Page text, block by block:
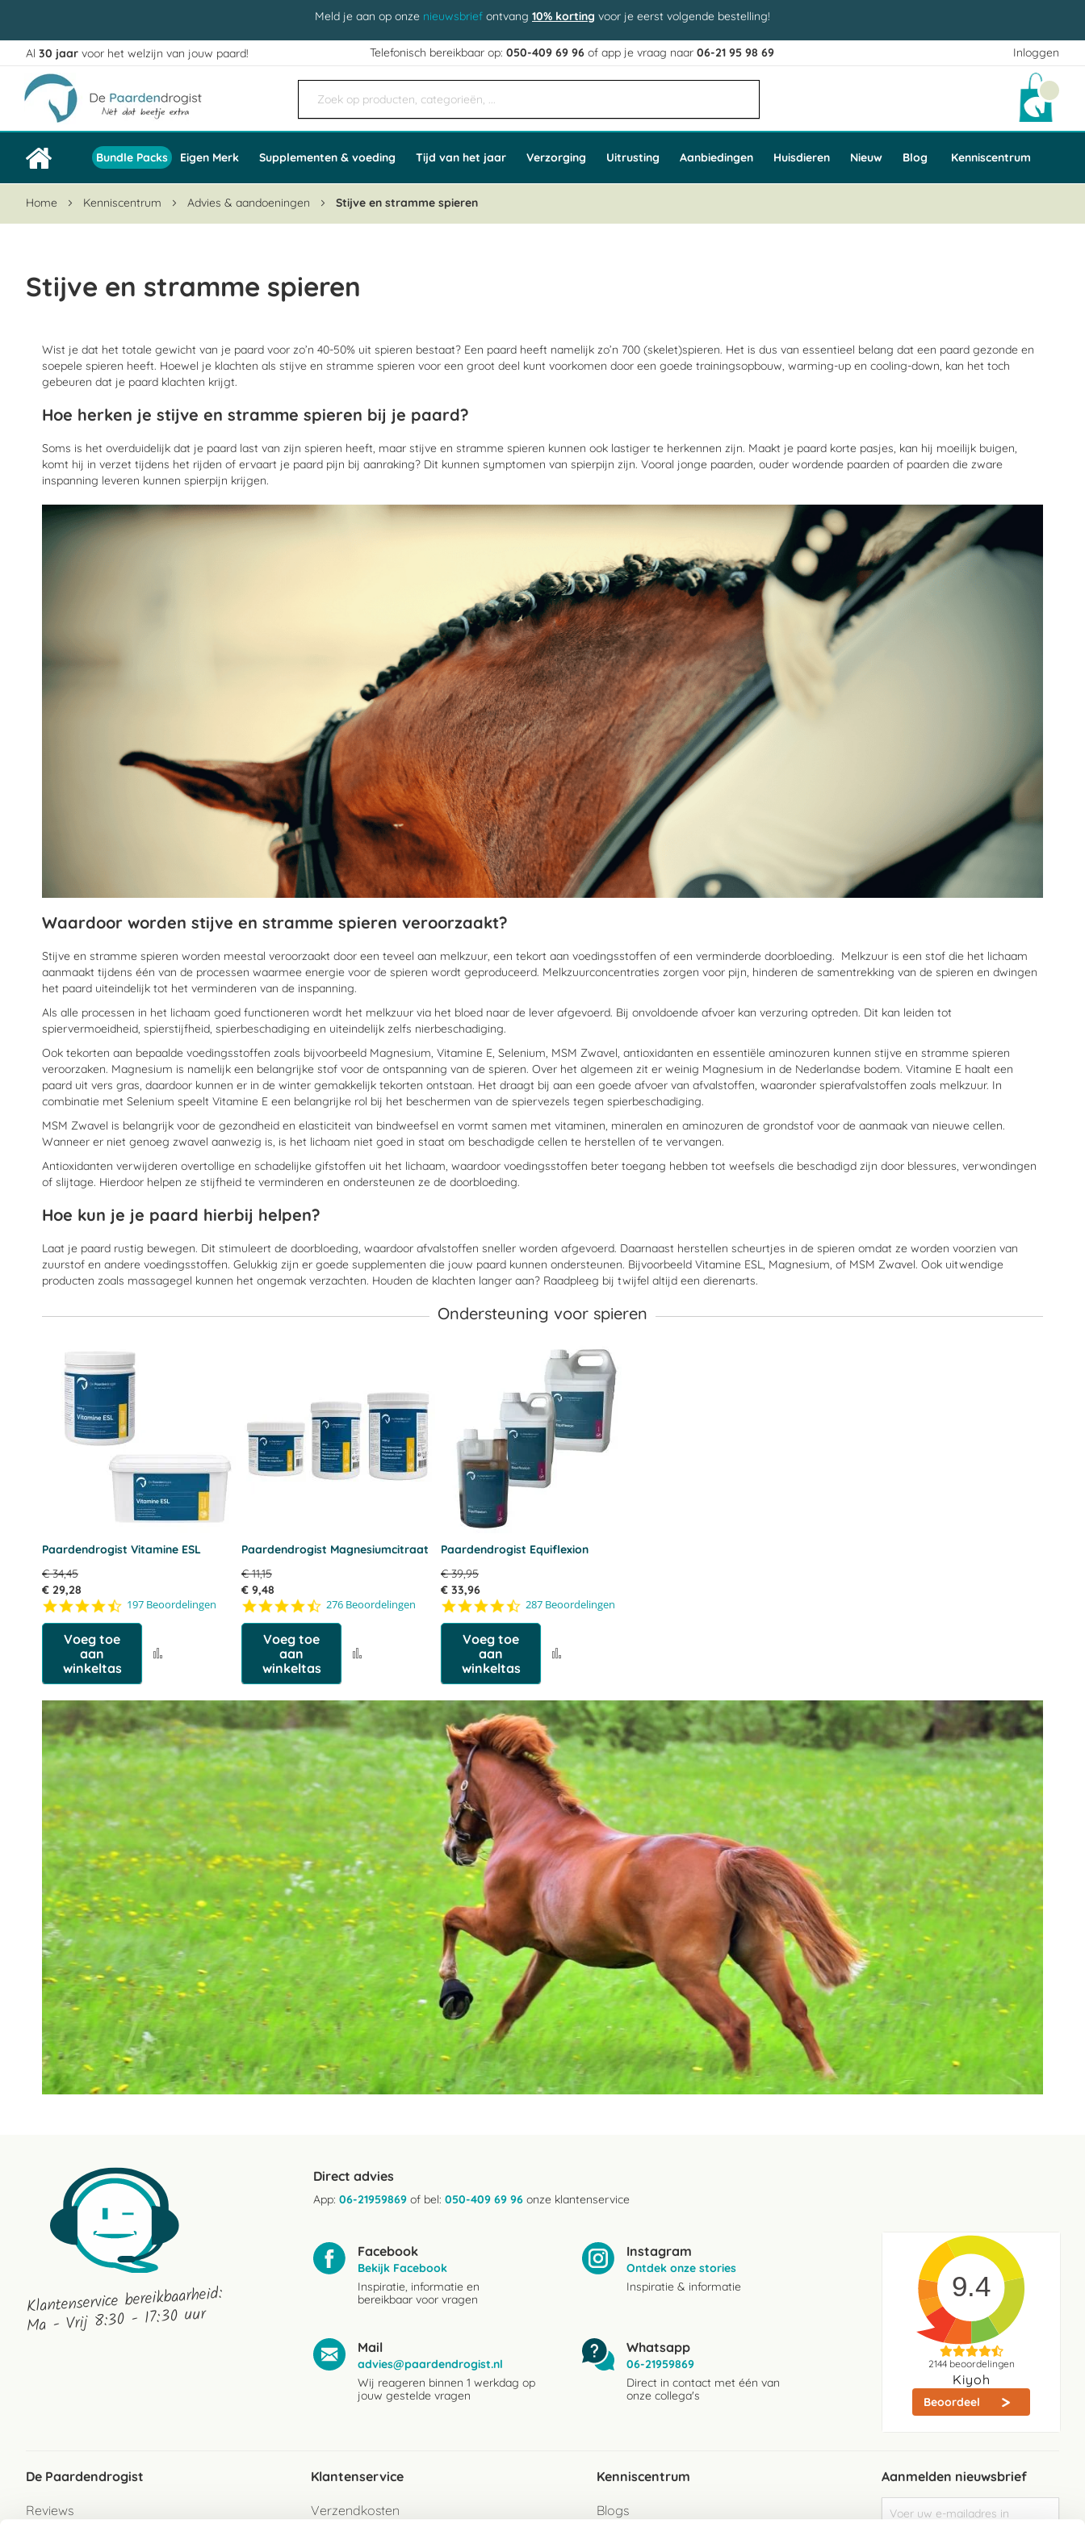
Meld je aan op onze nieuwsbrief ontvang 10% korting voor je eerst volgende bestelling!
Inloggen
Ga
naar
de
inhoud
Al 30 jaar voor het welzijn van jouw paard! Telefonisch bereikbaar op:050-409 69 96 of app je vraag naar06-21 95 98 69
Bundle Packs Eigen Merk Supplementen & voeding Tijd van het jaar Verzorging Uitrusting Aanbiedingen Huisdieren Nieuw Blog Kenniscentrum
Home Kenniscentrum Advies & aandoeningen Stijve en stramme spieren
Stijve en stramme spieren
Wist je dat het totale gewicht van je paard voor zo’n 40-50% uit spieren bestaat? Een paard heeft namelijk zo’n 700 (skelet)spieren. Het is dus van essentieel belang dat een paard gezonde en
soepele spieren heeft. Hoewel je klachten als stijve en stramme spieren voor een groot deel kunt voorkomen door een goede trainingsopbouw, warming-up en cooling-down, kan het toch
gebeuren dat je paard klachten krijgt.
Hoe herken je stijve en stramme spieren bij je paard?
Soms is het overduidelijk dat je paard last van zijn spieren heeft, maar stijve en stramme spieren kunnen ook lastiger te herkennen zijn. Maakt je paard korte pasjes, kan hij moeilijk buigen,
komt hij in verzet tijdens het rijden of ervaart je paard pijn bij aanraking? Dit kunnen symptomen van spierpijn zijn. Vooral jonge paarden, ouder wordende paarden of paarden die zware
inspanning leveren kunnen spierpijn krijgen.
Waardoor worden stijve en stramme spieren veroorzaakt?
Stijve en stramme spieren worden meestal veroorzaakt door een teveel aan melkzuur, een tekort aan voedingsstoffen of een verminderde doorbloeding. Melkzuur is een stof die het lichaam
aanmaakt tijdens één van de processen waarmee energie voor de spieren wordt geproduceerd. Melkzuurconcentraties zorgen voor pijn, hinderen de samentrekking van de spieren en dwingen
het paard uiteindelijk tot het verminderen van de inspanning.
Als alle processen in het lichaam goed functioneren wordt het melkzuur via het bloed naar de lever afgevoerd. Bij onvoldoende afvoer kan verzuring optreden. Dit kan leiden tot
spiervermoeidheid, spierstijfheid, spierbeschadiging en uiteindelijk zelfs nierbeschadiging.
Ook tekorten aan bepaalde voedingsstoffen zoals bijvoorbeeld Magnesium, Vitamine E, Selenium, MSM Zwavel, antioxidanten en essentiële aminozuren kunnen stijve en stramme spieren
veroorzaken. Magnesium is namelijk een belangrijke stof voor de ontspanning van de spieren. Over het algemeen zit er weinig Magnesium in de Nederlandse bodem. Vitamine E haalt een
paard uit vers gras, daardoor kunnen er in de winter gemakkelijk tekorten ontstaan. Het draagt bij aan een goede afvoer van afvalstoffen, waaronder spierafvalstoffen zoals melkzuur. In
combinatie met Selenium speelt Vitamine E een belangrijke rol bij het beschermen van de spiervezels tegen spierbeschadiging.
MSM Zwavel is belangrijk voor de gezondheid en elasticiteit van bindweefsel en vormt samen met vitaminen, mineralen en aminozuren de grondstof voor de aanmaak van nieuwe cellen.
Wanneer er niet genoeg zwavel aanwezig is, is het lichaam niet goed in staat om beschadigde cellen te herstellen of te vervangen.
Antioxidanten verwijderen overtollige en schadelijke gifstoffen uit het lichaam, waardoor voedingsstoffen beter toegang hebben tot weefsels die beschadigd zijn door blessures, verwondingen
of slijtage. Hierdoor helpen ze stijfheid te verminderen en ondersteunen ze de doorbloeding.
Hoe kun je je paard hierbij helpen?
Laat je paard rustig bewegen. Dit stimuleert de doorbloeding, waardoor afvalstoffen sneller worden afgevoerd. Daarnaast herstellen scheurtjes in de spieren omdat ze worden voorzien van
zuurstof en andere voedingsstoffen. Gelukkig zijn er goede supplementen die jouw paard kunnen ondersteunen. Bijvoorbeeld Vitamine ESL, Magnesium, of MSM Zwavel. Ook uitwendige
producten zoals massagegel kunnen het ongemak verzachten. Houden de klachten langer aan? Raadpleeg bij twijfel altijd een dierenarts.
Ondersteuning voor spieren
Paardendrogist Vitamine ESL
€ 34,45
€ 29,28
4.4
197 Beoordelingen
Voeg toe
aan
winkeltas
vergelijking
Paardendrogist Magnesiumcitraat
€ 11,15
€ 9,48
4.6
276 Beoordelingen
Voeg toe
aan
winkeltas
vergelijking
Paardendrogist Equiflexion
€ 39,95
€ 33,96
4.5
287 Beoordelingen
Voeg toe
aan
winkeltas
vergelijking
Klantenservice bereikbaarheid:
Ma - Vrij 8:30 - 17:30 uur
Direct advies
App: 06-21959869 of bel: 050-409 69 96 onze klantenservice
Facebook
Bekijk Facebook
Inspiratie, informatie en
bereikbaar voor vragen
Instagram
Ontdek onze stories
Inspiratie & informatie
Mail
advies@paardendrogist.nl
Wij reageren binnen 1 werkdag op
jouw gestelde vragen
Whatsapp
06-21959869
Direct in contact met één van
onze collega's
9.4
2144beoordelingen
Kiyoh
Beoordeel
De Paardendrogist
Reviews
Klantenservice
Verzendkosten
Kenniscentrum
Blogs
Aanmelden nieuwsbrief
u